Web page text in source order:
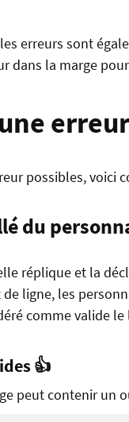
erreurs sont
dans la marge
erreur
possibles, voici
du
réplique et la
ligne, les
comme valide
👍
peut contenir un